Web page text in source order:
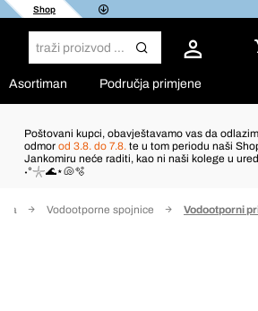
Shop
Asortiman Područja primjene
Poštovani kupci, obavještavamo vas da
odmor od 3.8. do 7.8. te u tom periodu naši
Jankomiru neće raditi, kao ni naši kolege u
˖°𓇼🌊⋆🐚🫧
Vodootporne spojnice Vodootporni